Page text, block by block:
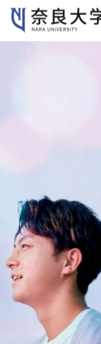
就職・資格
研究・地域連携
附属施設